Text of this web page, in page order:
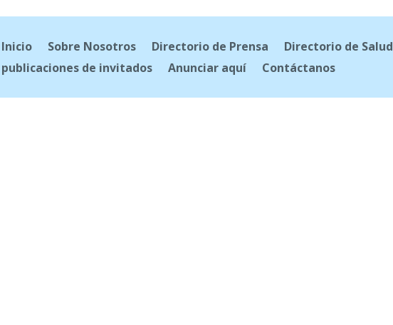
Inicio Sobre Nosotros Directorio de Prensa Directorio de Salud
publicaciones de invitados
Anunciar aquí Contáctanos